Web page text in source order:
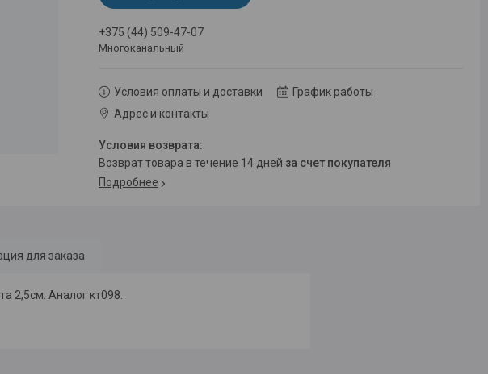
+375 (44) 509-47-07
Многоканальный
Условия оплаты и доставки
График работы
Адрес и контакты
возврат товара в течение 14 дней за счет покупателя
Подробнее
для заказа
2,5см. Аналог кт098.